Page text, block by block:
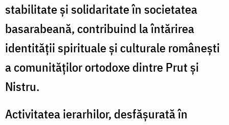
stabilitate și solidaritate în societatea
basarabeană, contribuind la întărirea
identității spirituale și culturale românești
a comunităților ortodoxe dintre Prut și
Nistru.
Activitatea ierarhilor, desfășurată în